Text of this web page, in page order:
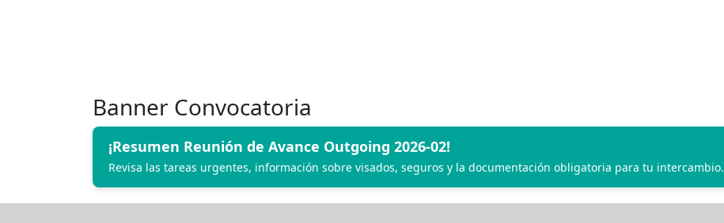
Banner Convocatoria
¡Resumen Reunión de Avance Outgoing 2026-02!
Revisa las tareas urgentes, información sobre visados, seguros y la documentación obligatoria para tu intercambio.